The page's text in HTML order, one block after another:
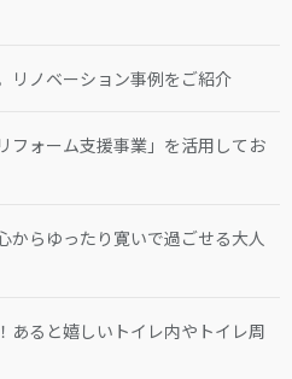
リノベーション事例をご紹介
フォーム支援事業」を活用してお
からゆったり寛いで過ごせる大人
あると嬉しいトイレ内やトイレ周